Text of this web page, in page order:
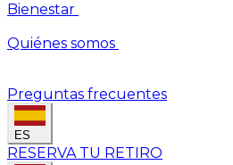
Bienestar
Quiénes somos
Preguntas frecuentes
ES
RESERVA TU RETIRO